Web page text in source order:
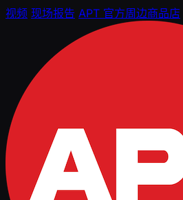
视频 现场报告 APT 官方周边商品店